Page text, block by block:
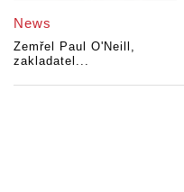
News
Zemřel Paul O'Neill,
zakladatel...